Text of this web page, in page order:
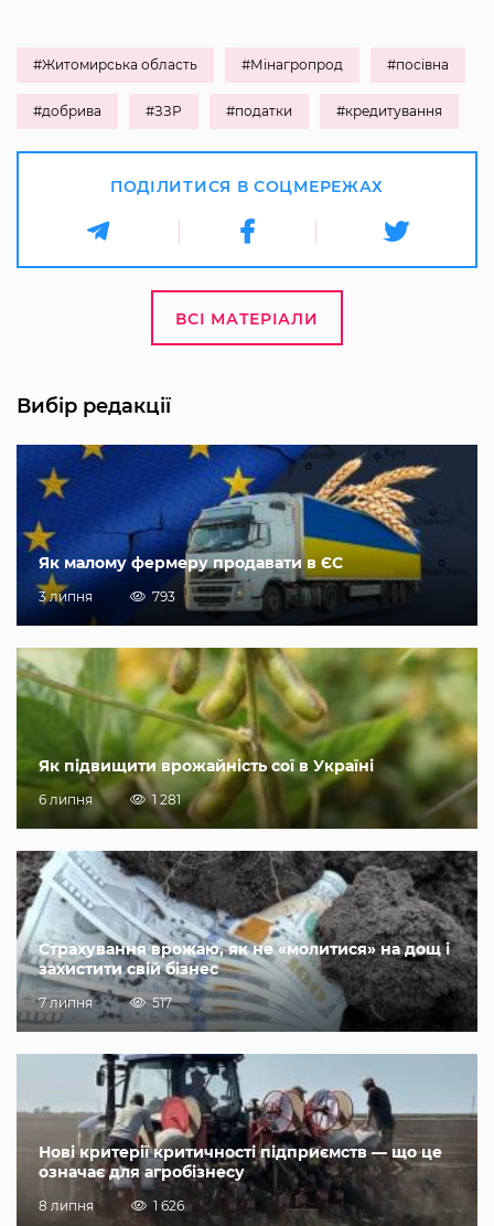
#Житомирська область #Мінагропрод #посівна
#добрива #ЗЗР #податки #кредитування
ПОДІЛИТИСЯ В СОЦМЕРЕЖАХ
ВСІ МАТЕРІАЛИ
Вибір редакції
Як малому фермеру продавати в ЄС
3 липня 793
Як підвищити врожайність сої в Україні
6 липня 1 281
Страхування врожаю, як не «молитися» на дощ і
захистити свій бізнес
7 липня 517
Нові критерії критичності підприємств — що це
означає для агробізнесу
8 липня 1 626